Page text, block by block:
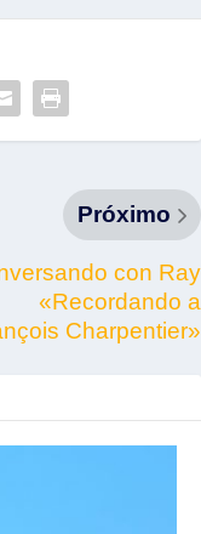
Próximo
con Ray
«Recordando a
Charpentier»